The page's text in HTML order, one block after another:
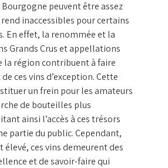
peuvent être assez
inaccessibles pour certains
En effet, la renommée et la
Grands Crus et appellations
la région contribuent à faire
ces vins d’exception. Cette
un frein pour les amateurs
de bouteilles plus
ainsi l’accès à ces trésors
partie du public. Cependant,
ces vins demeurent des
et de savoir-faire qui